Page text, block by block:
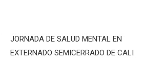
JORNADA DE SALUD MENTAL EN
EXTERNADO SEMICERRADO DE CALI